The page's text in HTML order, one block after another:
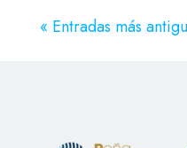
« Entradas más